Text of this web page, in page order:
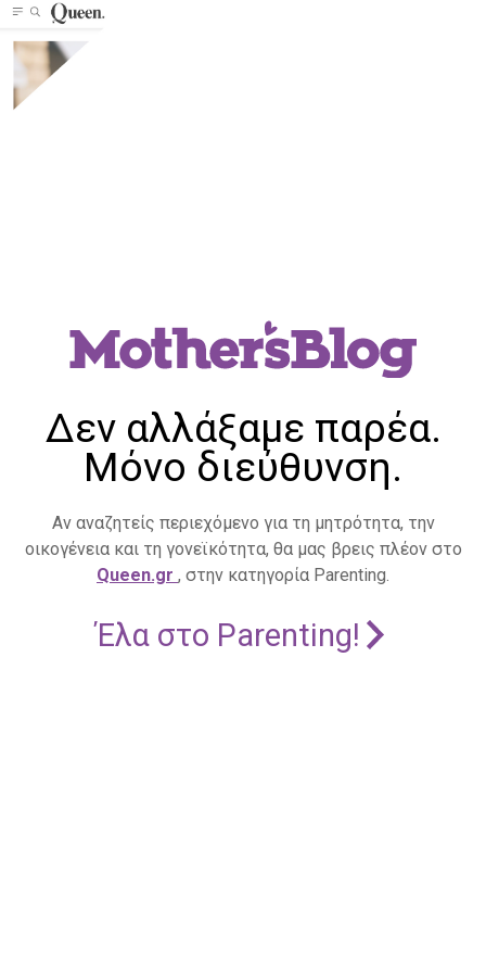
Δεν αλλάξαμε παρέα.
Μόνο διεύθυνση.
Αν αναζητείς περιεχόμενο για τη μητρότητα, την
οικογένεια και τη γονεϊκότητα, θα μας βρεις πλέον στο
Queen.gr , στην κατηγορία Parenting.
Έλα στο Parenting!